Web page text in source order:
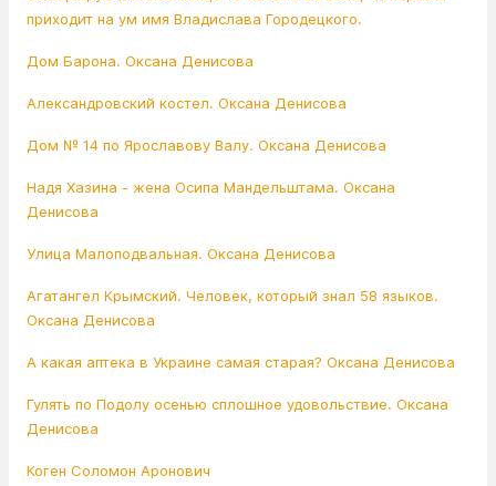
приходит на ум имя Владислава Городецкого.
Дом Барона. Оксана Денисова
Александровский костел. Оксана Денисова
Дом № 14 по Ярославову Валу. Оксана Денисова
Надя Хазина - жена Осипа Мандельштама. Оксана
Денисова
Улица Малоподвальная. Оксана Денисова
Агатангел Крымский. Человек, который знал 58 языков.
Оксана Денисова
А какая аптека в Украине самая старая? Оксана Денисова
Гулять по Подолу осенью сплошное удовольствие. Оксана
Денисова
Коген Соломон Аронович